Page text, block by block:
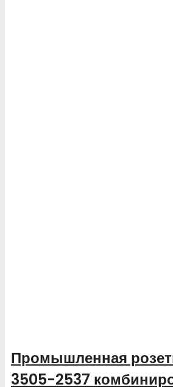
Промышленная
3505-2537